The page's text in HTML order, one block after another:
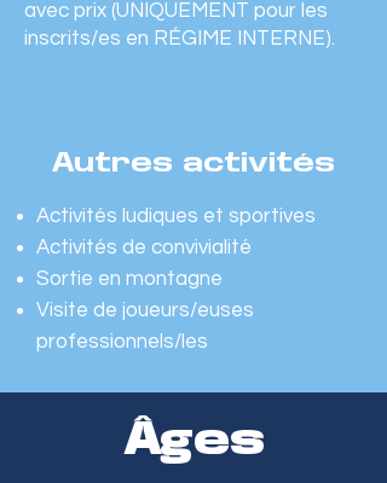
avec prix (UNIQUEMENT pour les
inscrits/es en RÉGIME INTERNE).
Autres activités
Activités ludiques et sportives
Activités de convivialité
Sortie en montagne
Visite de joueurs/euses
professionnels/les
Âges